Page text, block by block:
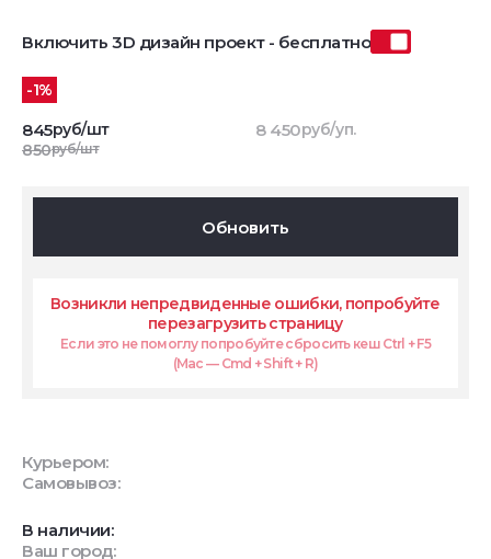
Включить 3D дизайн проект - бесплатно
-1%
845руб/шт
850руб/шт
8 450руб/уп.
Обновить
Возникли непредвиденные ошибки, попробуйте
перезагрузить страницу
Если это не помоглу попробуйте сбросить кеш Ctrl + F5
(Mac — Cmd + Shift + R)
Курьером:
Самовывоз:
В наличии:
Ваш город: